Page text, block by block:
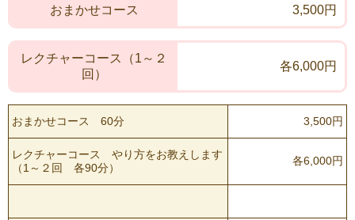
おまかせコース 3,500円
レクチャーコース（1～２
回）
各6,000円
おまかせコース 60分 3,500円
レクチャーコース やり方をお教えします
（1～２回 各90分）
各6,000円